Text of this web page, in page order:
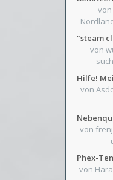
von
von
von
von
von